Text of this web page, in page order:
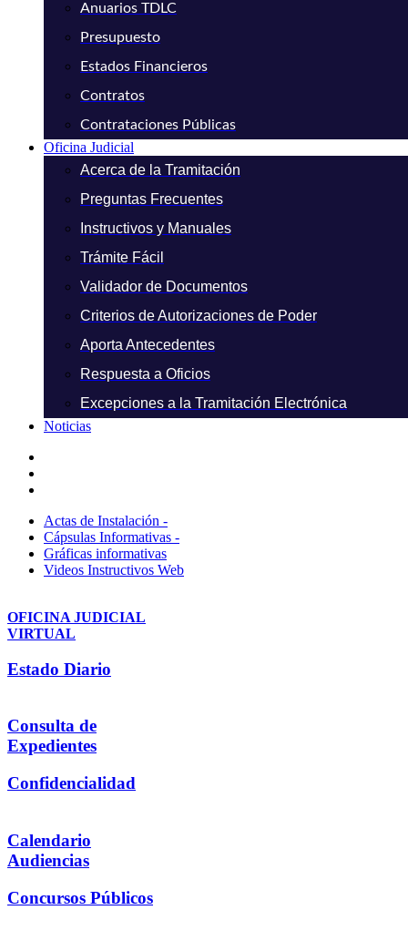
Anuarios TDLC
Presupuesto
Estados Financieros
Contratos
Contrataciones Públicas
Oficina Judicial
Acerca de la Tramitación
Preguntas Frecuentes
Instructivos y Manuales
Trámite Fácil
Validador de Documentos
Criterios de Autorizaciones de Poder
Aporta Antecedentes
Respuesta a Oficios
Excepciones a la Tramitación Electrónica
Noticias
Actas de Instalación -
Cápsulas Informativas -
Gráficas informativas
Videos Instructivos Web
OFICINA JUDICIAL
VIRTUAL
Estado Diario
Consulta de
Expedientes
Confidencialidad
Calendario
Audiencias
Concursos Públicos